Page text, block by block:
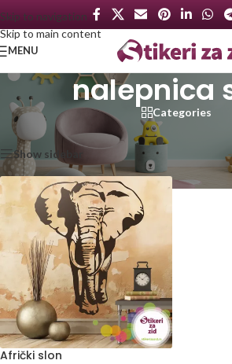
Skip to navigation
Skip to main content
MENU
nalepnica
Categories
Početna
Proizvod označen „nalepnica slon“
Show sidebar
Afrički slon